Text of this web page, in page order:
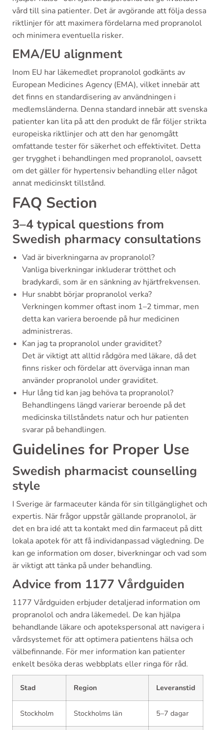
vård till sina patienter. Det är avgörande att följa dessa
riktlinjer för att maximera fördelarna med propranolol
och minimera eventuella risker.
EMA/EU alignment
Inom EU har läkemedlet propranolol godkänts av
European Medicines Agency (EMA), vilket innebär att
det finns en standardisering av användningen i
medlemsländerna. Denna standard innebär att svenska
patienter kan lita på att den produkt de får följer strikta
europeiska riktlinjer och att den har genomgått
omfattande tester för säkerhet och effektivitet. Detta
ger trygghet i behandlingen med propranolol, oavsett
om det gäller för hypertensiv behandling eller något
annat medicinskt tillstånd.
FAQ Section
3–4 typical questions from
Swedish pharmacy consultations
Vad är biverkningarna av propranolol?
Vanliga biverkningar inkluderar trötthet och
bradykardi, som är en sänkning av hjärtfrekvensen.
Hur snabbt börjar propranolol verka?
Verkningen kommer oftast inom 1–2 timmar, men
detta kan variera beroende på hur medicinen
administreras.
Kan jag ta propranolol under graviditet?
Det är viktigt att alltid rådgöra med läkare, då det
finns risker och fördelar att överväga innan man
använder propranolol under graviditet.
Hur lång tid kan jag behöva ta propranolol?
Behandlingens längd varierar beroende på det
medicinska tillståndets natur och hur patienten
svarar på behandlingen.
Guidelines for Proper Use
Swedish pharmacist counselling
style
I Sverige är farmaceuter kända för sin tillgänglighet och
expertis. När frågor uppstår gällande propranolol, är
det en bra idé att ta kontakt med din farmaceut på ditt
lokala apotek för att få individanpassad vägledning. De
kan ge information om doser, biverkningar och vad som
är viktigt att tänka på under behandling.
Advice from 1177 Vårdguiden
1177 Vårdguiden erbjuder detaljerad information om
propranolol och andra läkemedel. De kan hjälpa
behandlande läkare och apotekspersonal att navigera i
vårdsystemet för att optimera patientens hälsa och
välbefinnande. För mer information kan patienter
enkelt besöka deras webbplats eller ringa för råd.
Stad Region Leveranstid
Stockholm Stockholms län 5–7 dagar